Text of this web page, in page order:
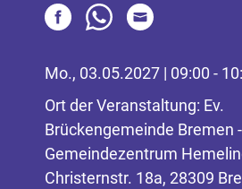
Mo., 03.05.2027 | 09:00 -
Ort der Veranstaltung: Ev.
Brückengemeinde Bremen -
Gemeindezentrum
Christernstr. 18a, 28309